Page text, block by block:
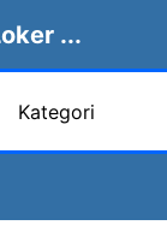
...